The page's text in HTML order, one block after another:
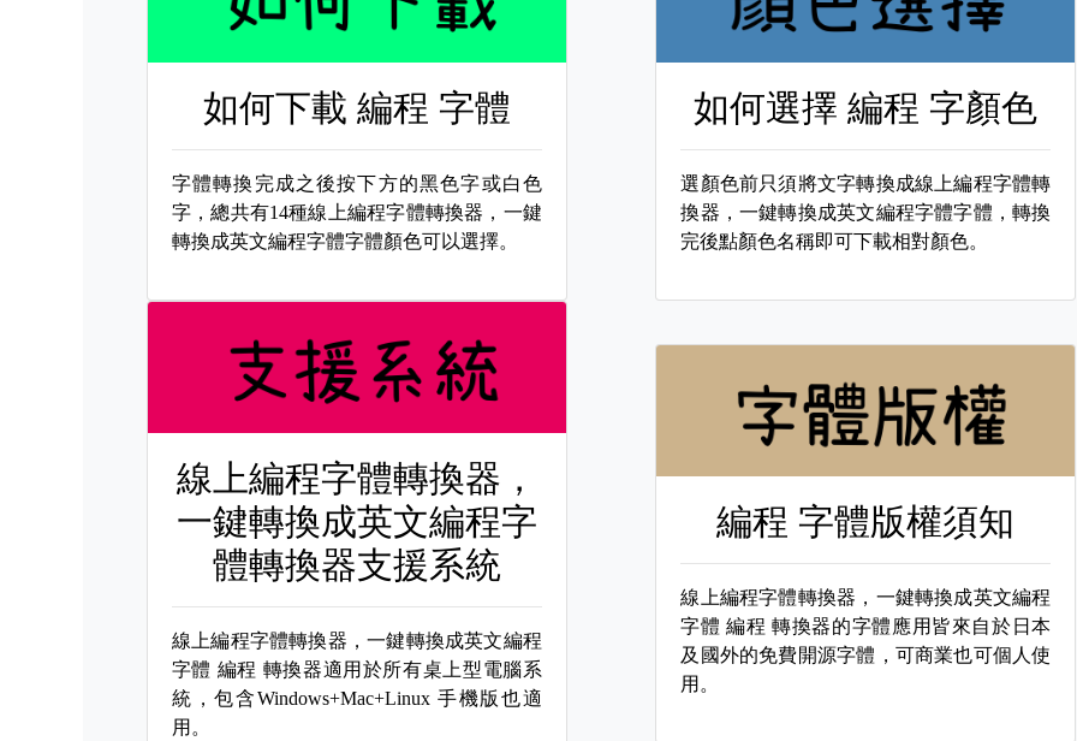
如何下載 編程 字體
字體轉換完成之後按下方的黑色字或白色
字，總共有14種線上編程字體轉換器，一鍵
轉換成英文編程字體字體顏色可以選擇。
如何選擇編程 字顏色
選顏色前只須將文字轉換成線上編程字體轉
換器，一鍵轉換成英文編程字體字體，轉換
完後點顏色名稱即可下載相對顏色。
線上編程字體轉換器，
一鍵轉換成英文編程字
體轉換器支援系統
線上編程字體轉換器，一鍵轉換成英文編程
字體 編程 轉換器適用於所有桌上型電腦系
統，包含Windows+Mac+Linux 手機版也適
用。
編程 字體版權須知
線上編程字體轉換器，一鍵轉換成英文編程
字體編程 轉換器的字體應用皆來自於日本
及國外的免費開源字體，可商業也可個人使
用。